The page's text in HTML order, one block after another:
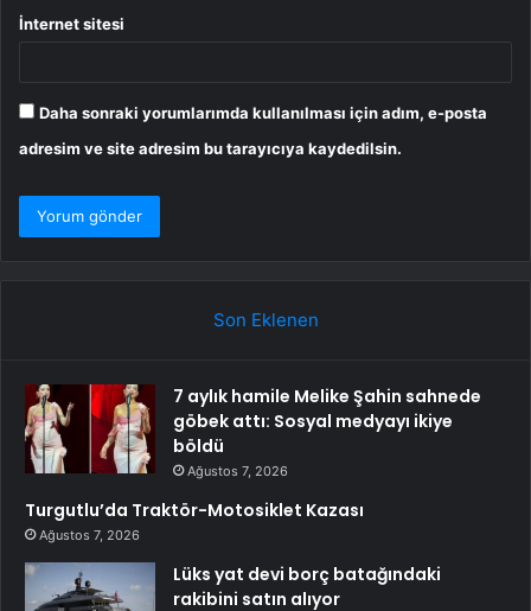
İnternet sitesi
Daha sonraki yorumlarımda kullanılması için adım, e-posta
adresim ve site adresim bu tarayıcıya kaydedilsin.
Son Eklenen
7 aylık hamile Melike Şahin sahnede
göbek attı: Sosyal medyayı ikiye
böldü
Ağustos 7, 2026
Turgutlu’da Traktör-Motosiklet Kazası
Ağustos 7, 2026
Lüks yat devi borç batağındaki
rakibini satın alıyor